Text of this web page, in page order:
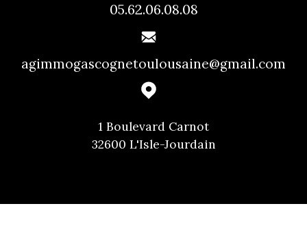
05.62.06.08.08
agimmogascognetoulousaine@gmail.com
1 Boulevard Carnot
32600 L'Isle-Jourdain